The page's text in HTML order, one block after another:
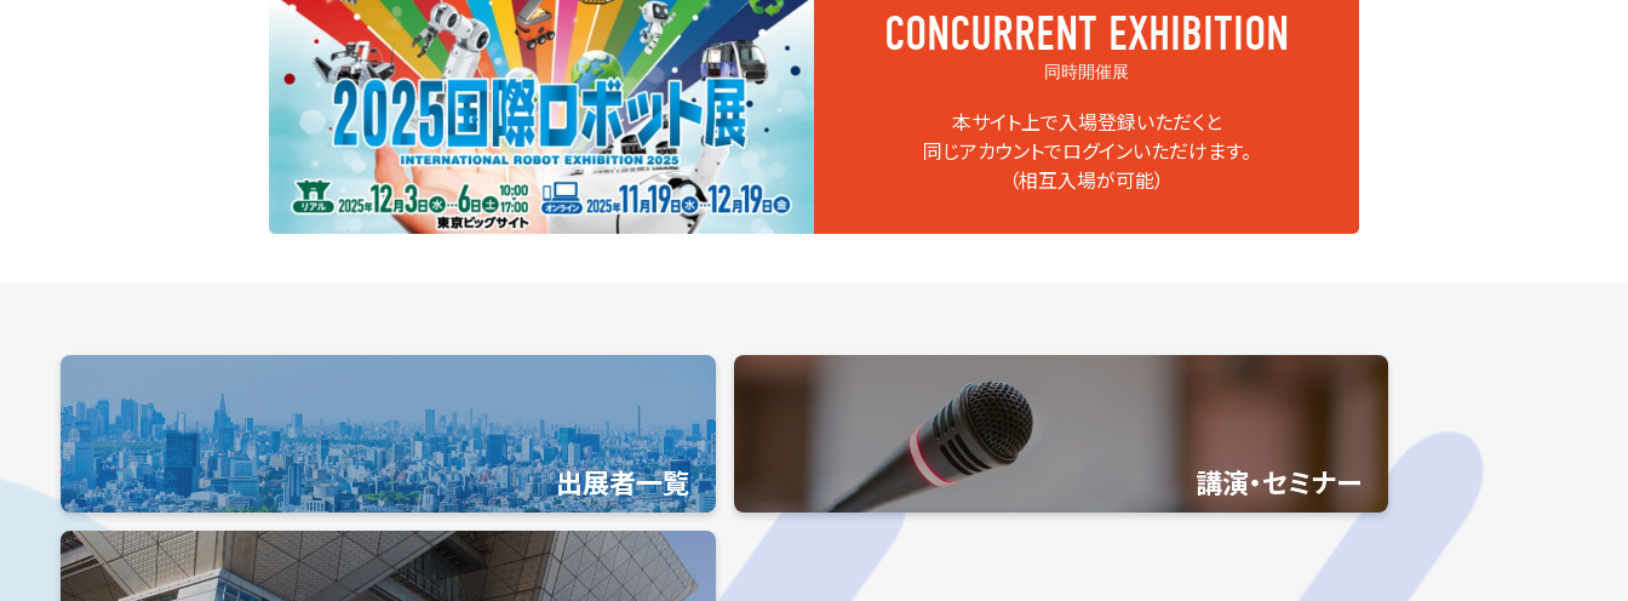
CONCURRENT EXHIBITION
同時開催展
本サイト上で入場登録いただくと
同じアカウントでログインいただけます。
（相互入場が可能）
出展者一覧 講演・セミナー